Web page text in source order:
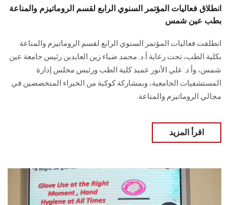
انطلاق فعاليات المؤتمر السنوي الرابع لقسم الروماتيزم والمناعة
بطب عين شمس
انطلقت فعاليات المؤتمر السنوي الرابع لقسم الروماتيزم والمناعة
بكلية الطب، تحت رعاية أ.د. محمد ضياء زين العابدين رئيس جامعة عين
شمس، وأ.د. علي الأنور عميد كلية الطب ورئيس مجلس إدارة
المستشفيات الجامعية، وبمشاركة كوكبة من الخبراء المتخصصين في
مجالي الروماتيزم والمناعة.
اقرأ المزيد